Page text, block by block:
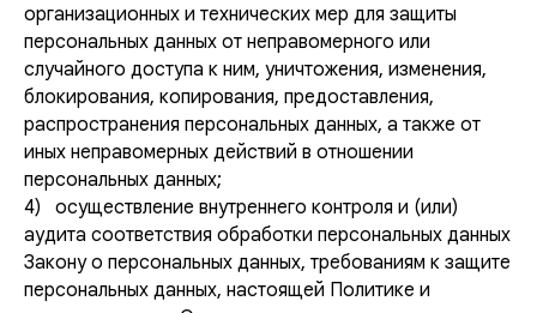
организационных и технических мер для защиты
персональных данных от неправомерного или
случайного доступа к ним, уничтожения, изменения,
блокирования, копирования, предоставления,
распространения персональных данных, а также от
иных неправомерных действий в отношении
персональных данных;
4) осуществление внутреннего контроля и (или)
аудита соответствия обработки персональных данных
Закону о персональных данных, требованиям к защите
персональных данных, настоящей Политике и